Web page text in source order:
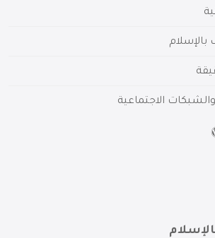
بالإسلام
الاجتماعية